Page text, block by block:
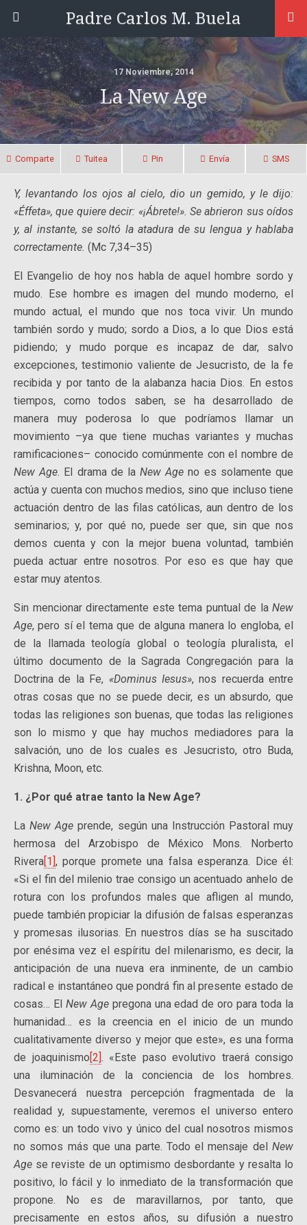
Padre Carlos M. Buela
17 Noviembre, 2014
La New Age
Comparte Tuitea Pin Envía SMS
Y, levantando los ojos al cielo, dio un gemido, y le dijo:
«Éffeta», que quiere decir: «¡Ábrete!». Se abrieron sus oídos
y, al instante, se soltó la atadura de su lengua y hablaba
correctamente. (Mc 7,34–35)
El Evangelio de hoy nos habla de aquel hombre sordo y
mudo. Ese hombre es imagen del mundo moderno, el
mundo actual, el mundo que nos toca vivir. Un mundo
también sordo y mudo; sordo a Dios, a lo que Dios está
pidiendo; y mudo porque es incapaz de dar, salvo
excepciones, testimonio valiente de Jesucristo, de la fe
recibida y por tanto de la alabanza hacia Dios. En estos
tiempos, como todos saben, se ha desarrollado de
manera muy poderosa lo que podríamos llamar un
movimiento –ya que tiene muchas variantes y muchas
ramificaciones– conocido comúnmente con el nombre de
New Age. El drama de laNew Age no es solamente que
actúa y cuenta con muchos medios, sino que incluso tiene
actuación dentro de las filas católicas, aun dentro de los
seminarios; y, por qué no, puede ser que, sin que nos
demos cuenta y con la mejor buena voluntad, también
pueda actuar entre nosotros. Por eso es que hay que
estar muy atentos.
Sin mencionar directamente este tema puntual de la New
Age, pero sí el tema que de alguna manera lo engloba, el
de la llamada teología global o teología pluralista, el
último documento de la Sagrada Congregación para la
Doctrina de la Fe, «Dominus Iesus», nos recuerda entre
otras cosas que no se puede decir, es un absurdo, que
todas las religiones son buenas, que todas las religiones
son lo mismo y que hay muchos mediadores para la
salvación, uno de los cuales es Jesucristo, otro Buda,
Krishna, Moon, etc.
1. ¿Por qué atrae tanto la New Age?
LaNew Age prende, según una Instrucción Pastoral muy
hermosa del Arzobispo de México Mons. Norberto
Rivera[1], porque promete una falsa esperanza. Dice él:
«Si el fin del milenio trae consigo un acentuado anhelo de
rotura con los profundos males que afligen al mundo,
puede también propiciar la difusión de falsas esperanzas
y promesas ilusorias. En nuestros días se ha suscitado
por enésima vez el espíritu del milenarismo, es decir, la
anticipación de una nueva era inminente, de un cambio
radical e instantáneo que pondrá fin al presente estado de
cosas… El New Age pregona una edad de oro para toda la
humanidad… es la creencia en el inicio de un mundo
cualitativamente diverso y mejor que este», es una forma
de joaquinismo[2]. «Este paso evolutivo traerá consigo
una iluminación de la conciencia de los hombres.
Desvanecerá nuestra percepción fragmentada de la
realidad y, supuestamente, veremos el universo entero
como es: un todo vivo y único del cual nosotros mismos
no somos más que una parte. Todo el mensaje del New
Age se reviste de un optimismo desbordante y resalta lo
positivo, lo fácil y lo inmediato de la transformación que
propone. No es de maravillarnos, por tanto, que
precisamente en estos años, su difusión a nuestro